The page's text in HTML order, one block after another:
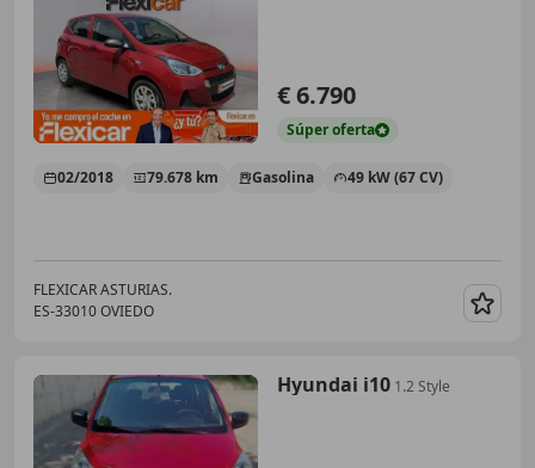
€ 6.790
Súperoferta
02/2018 79.678 km Gasolina 49 kW (67 CV)
FLEXICAR ASTURIAS.
ES-33010 OVIEDO
Hyundai i10 1.2 Style